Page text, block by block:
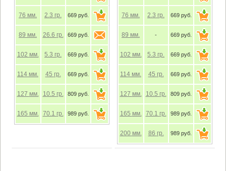
76 мм. 2.3 гр. 669 руб.
89 мм. 26.6 гр. 669 руб.
102 мм. 5.3 гр. 669 руб.
114 мм. 45 гр. 669 руб.
127 мм. 10.5 гр. 809 руб.
165 мм. 70.1 гр. 989 руб.
76 мм. 2.3 гр. 669 руб.
89 мм. - 669 руб.
102 мм. 5.3 гр. 669 руб.
114 мм. 45 гр. 669 руб.
127 мм. 10.5 гр. 809 руб.
165 мм. 70.1 гр. 989 руб.
200 мм. 86 гр. 989 руб.